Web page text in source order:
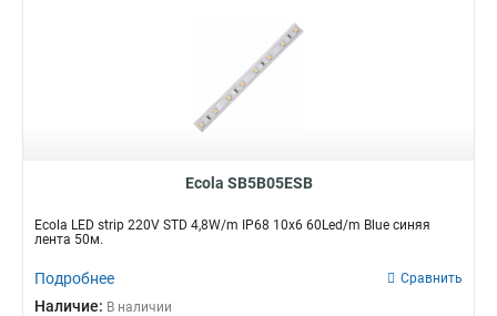
Ecola SB5B05ESB
Ecola LED strip 220V STD 4,8W/m IP68 10x6 60Led/m Blue синяя
лента 50м.
Подробнее Сравнить
Наличие: В наличии